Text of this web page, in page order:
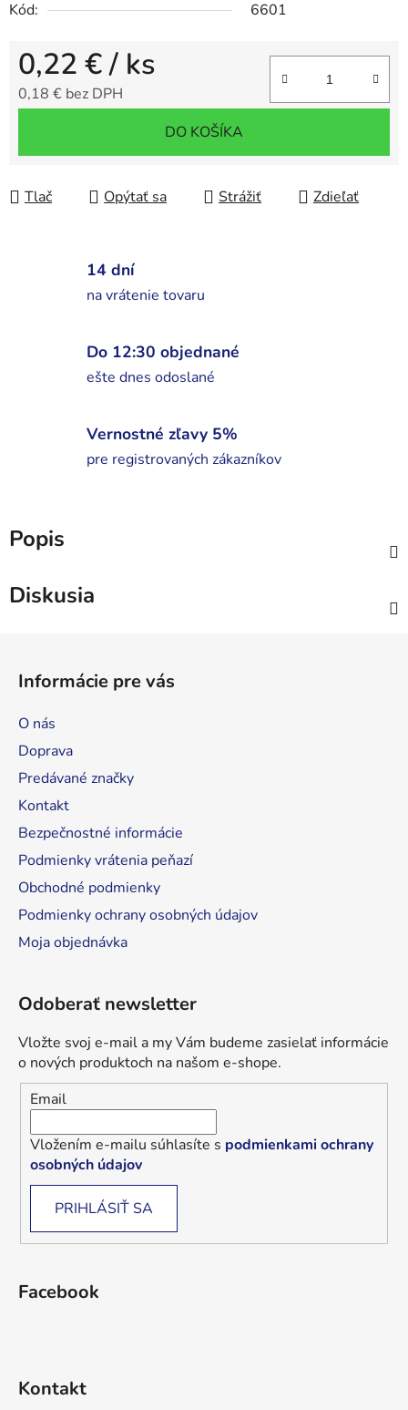
Kód:
6601
0,22 €/ ks
0,18 € bez DPH
DO KOŠÍKA
Tlač Opýtať sa Strážiť Zdieľať
14 dní
na vrátenie tovaru
Do 12:30 objednané
ešte dnes odoslané
Vernostné zľavy 5%
pre registrovaných zákazníkov
Popis
Diskusia
Informácie pre vás
O nás
Doprava
Predávané značky
Kontakt
Bezpečnostné informácie
Podmienky vrátenia peňazí
Obchodné podmienky
Podmienky ochrany osobných údajov
Moja objednávka
Odoberať newsletter
Vložte svoj e-mail a my Vám budeme zasielať informácie
o nových produktoch na našom e-shope.
Email
Vložením e-mailu súhlasíte s podmienkami ochrany
osobných údajov
PRIHLÁSIŤ SA
Facebook
Kontakt